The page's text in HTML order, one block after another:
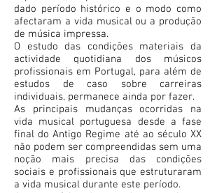
dado período histórico e o modo como
afectaram a vida musical ou a produção
de música impressa.
O estudo das condições materiais da
actividade quotidiana dos músicos
profissionais em Portugal, para além de
estudos de caso sobre carreiras
individuais, permanece ainda por fazer.
As principais mudanças ocorridas na
vida musical portuguesa desde a fase
final do Antigo Regime até ao século XX
não podem ser compreendidas sem uma
noção mais precisa das condições
sociais e profissionais que estruturaram
a vida musical durante este período.